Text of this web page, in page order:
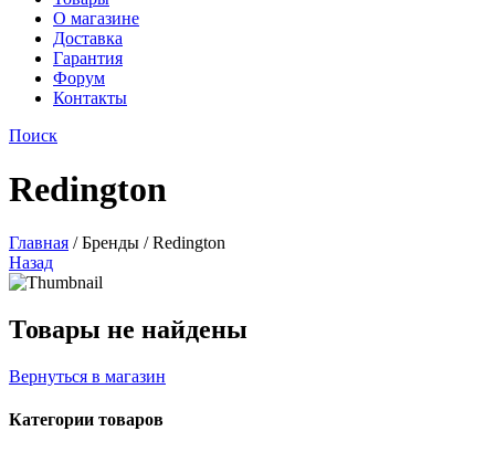
О магазине
Доставка
Гарантия
Форум
Контакты
Поиск
Redington
Главная /Бренды /Redington
Назад
Товары не найдены
Вернуться в магазин
Категории товаров